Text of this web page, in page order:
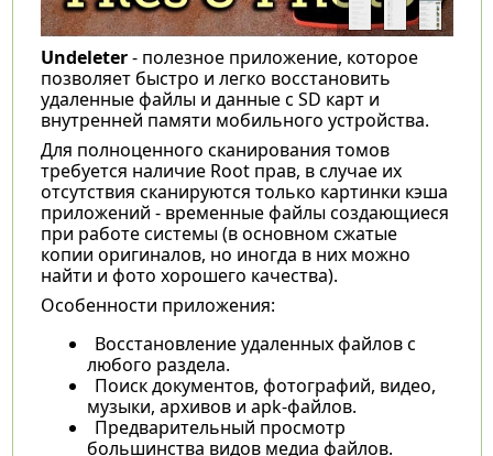
Undeleter- полезное приложение, которое
позволяет быстро и легко восстановить
удаленные файлы и данные с SD карт и
внутренней памяти мобильного устройства.
Для полноценного сканирования томов
требуется наличие Root прав, в случае их
отсутствия сканируются только картинки кэша
приложений - временные файлы создающиеся
при работе системы (в основном сжатые
копии оригиналов, но иногда в них можно
найти и фото хорошего качества).
Особенности приложения:
Восстановление удаленных файлов с
любого раздела.
Поиск документов, фотографий, видео,
музыки, архивов и apk-файлов.
Предварительный просмотр
большинства видов медиа файлов.